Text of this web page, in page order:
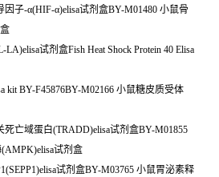
子-α(HIF-α)elisa试剂盒BY-M01480 小鼠骨
试剂盒Fish Heat Shock Protein 40 Elisa
kit BY-F45876BY-M02166 小鼠糖皮质受体
死亡域蛋白(TRADD)elisa试剂盒BY-M01855
试剂盒
试剂盒BY-M03765 小鼠胃泌素释